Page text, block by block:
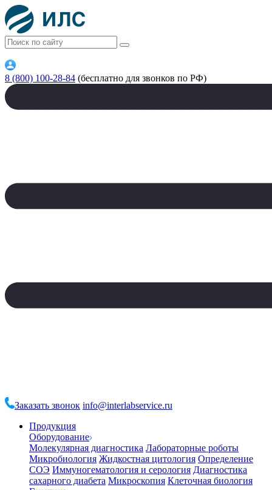
8 (800) 100-28-84 (бесплатно для звонков по РФ)
Заказать звонок info@interlabservice.ru
Продукция
Оборудование
Молекулярная диагностика Лабораторные роботы
Микробиология Жидкостная цитология Определение
СОЭ Иммуногематология и серология Диагностика
сахарного диабета Микроскопия Клеточная биология